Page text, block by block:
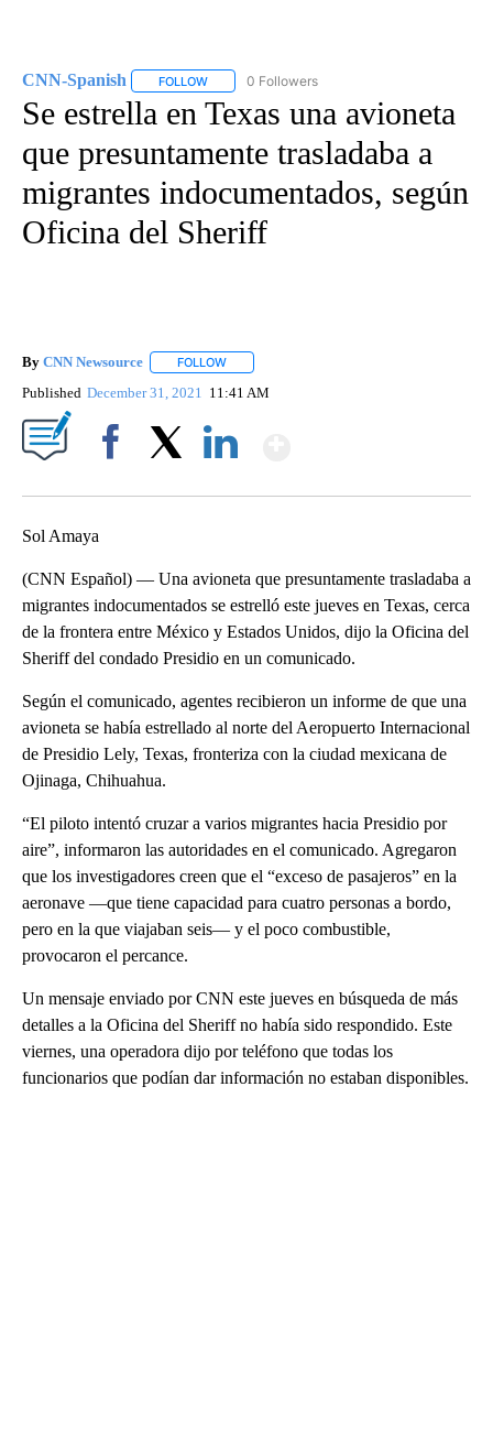
CNN-Spanish FOLLOW FOLLOW "CNN-SPANISH" TO RECEIVE
0 Followers
Se estrella en Texas una avioneta
que presuntamente trasladaba a
migrantes indocumentados, según
Oficina del Sheriff
By CNN Newsource FOLLOW
Published December 31, 2021 11:41 AM
Sol Amaya
(CNN Español) — Una avioneta que presuntamente trasladaba a
migrantes indocumentados se estrelló este jueves en Texas, cerca
de la frontera entre México y Estados Unidos, dijo la Oficina del
Sheriff del condado Presidio en un comunicado.
Según el comunicado, agentes recibieron un informe de que una
avioneta se había estrellado al norte del Aeropuerto Internacional
de Presidio Lely, Texas, fronteriza con la ciudad mexicana de
Ojinaga, Chihuahua.
“El piloto intentó cruzar a varios migrantes hacia Presidio por
aire”, informaron las autoridades en el comunicado. Agregaron
que los investigadores creen que el “exceso de pasajeros” en la
aeronave —que tiene capacidad para cuatro personas a bordo,
pero en la que viajaban seis— y el poco combustible,
provocaron el percance.
Un mensaje enviado por CNN este jueves en búsqueda de más
detalles a la Oficina del Sheriff no había sido respondido. Este
viernes, una operadora dijo por teléfono que todas los
funcionarios que podían dar información no estaban disponibles.